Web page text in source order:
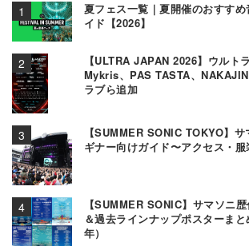
夏フェス一覧｜夏開催のおすす
イド【2026】
【ULTRA JAPAN 2026】ウルト
Mykris、PAS TASTA、
ラブら追加
【SUMMER SONIC TOKYO】
ギナー向けガイド〜アクセス・
【SUMMER SONIC】サマソニ
＆過去ラインナップポスターま
年）